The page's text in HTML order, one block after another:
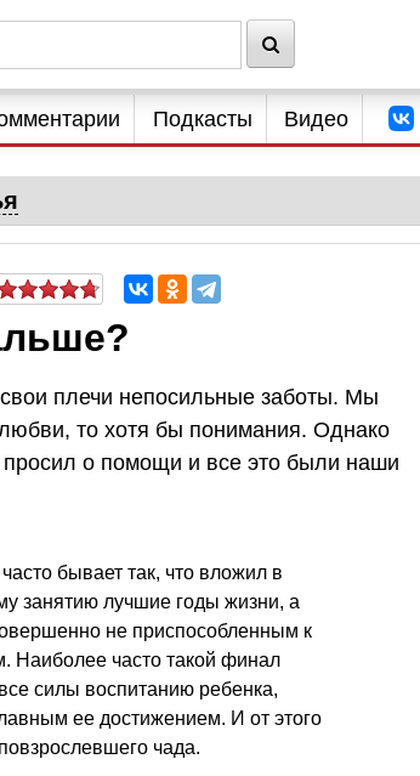
Подкасты Видео
плечи непосильные заботы. Мы
то хотя бы понимания. Однако
просил о помощи и все это были наши
бывает так, что вложил в
занятию лучшие годы жизни, а
не приспособленным к
Наиболее часто такой финал
силы воспитанию ребенка,
ее достижением. И от этого
чада.